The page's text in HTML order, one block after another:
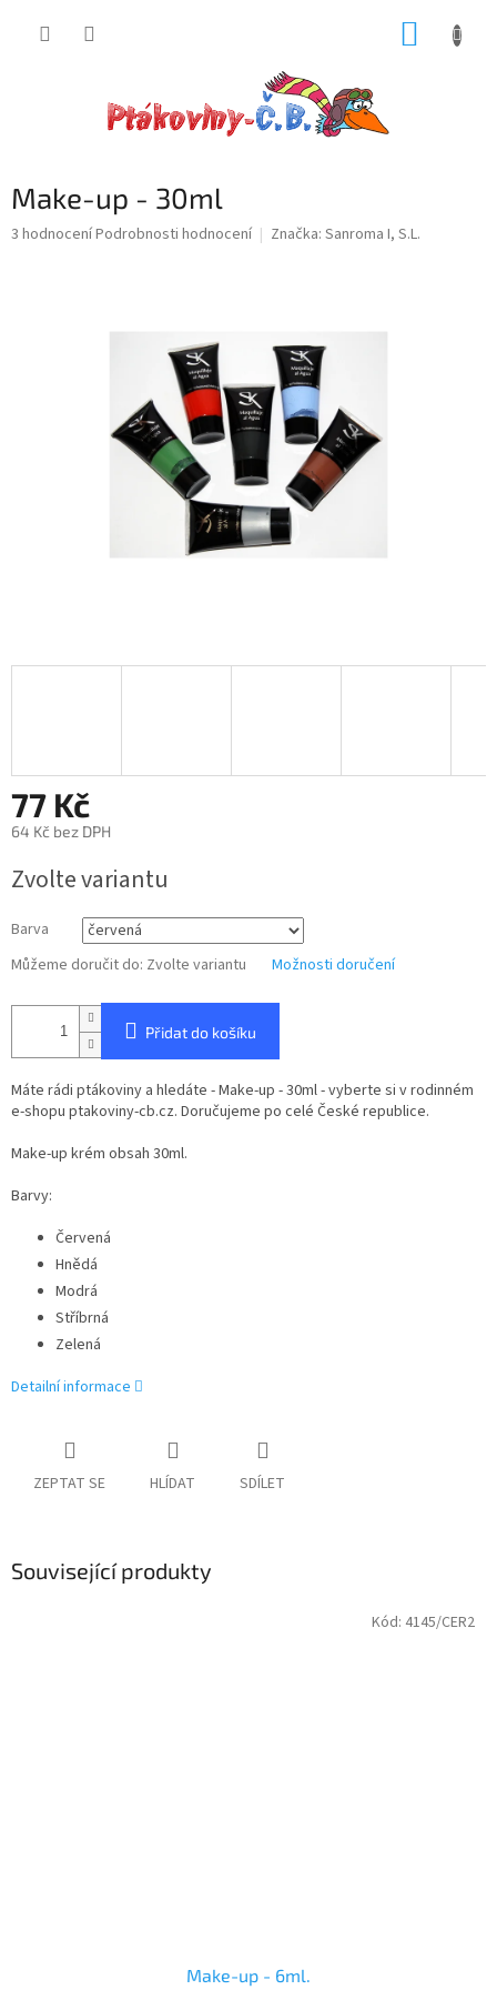
Make-up - 30ml
Průměrné
3 hodnoceníPodrobnosti hodnocení Značka: Sanroma I, S.L.
77 Kč
64 Kč bez DPH
cena:
Zvolte variantu
Barva
Můžeme doručit do: Zvolte variantu Možnosti doručení
Přidat do košíku
Máte rádi ptákoviny a hledáte - Make-up - 30ml - vyberte si v rodinném
e-shopu ptakoviny-cb.cz. Doručujeme po celé České republice.
Make-up krém obsah 30ml.
Barvy:
Červená
Hnědá
Modrá
Stříbrná
Zelená
Detailní informace
ZEPTAT SE HLÍDAT SDÍLET
Související produkty
Make-up - 6ml.
Kód: 4145/CER2